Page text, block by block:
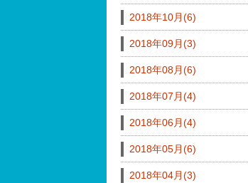
2018年10月(6)
2018年09月(3)
2018年08月(6)
2018年07月(4)
2018年06月(4)
2018年05月(6)
2018年04月(3)